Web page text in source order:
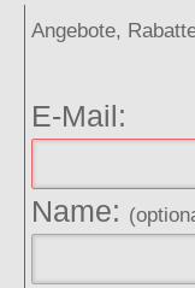
Angebote,
E-Mail:
Name: